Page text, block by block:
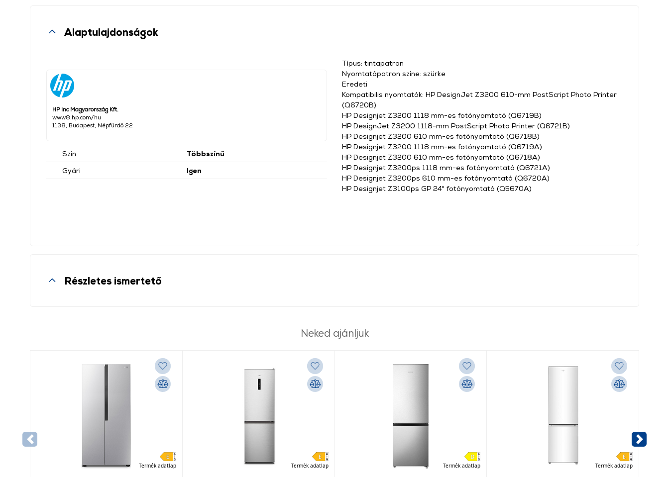
Alaptulajdonságok
HP Inc Magyarország Kft.
www8.hp.com/hu
1138, Budapest, Népfürdő 22
Szín
Többszínű
Gyári
Igen
Típus: tintapatron
Nyomtatópatron színe: szürke
Eredeti
Kompatibilis nyomtatók: HP DesignJet Z3200 610-mm PostScript Photo Printer
(Q6720B)
HP Designjet Z3200 1118 mm-es fotónyomtató (Q6719B)
HP DesignJet Z3200 1118-mm PostScript Photo Printer (Q6721B)
HP Designjet Z3200 610 mm-es fotónyomtató (Q6718B)
HP Designjet Z3200 1118 mm-es fotónyomtató (Q6719A)
HP Designjet Z3200 610 mm-es fotónyomtató (Q6718A)
HP Designjet Z3200ps 1118 mm-es fotónyomtató (Q6721A)
HP Designjet Z3200ps 610 mm-es fotónyomtató (Q6720A)
HP Designjet Z3100ps GP 24" fotónyomtató (Q5670A)
Részletes ismertető
Neked ajánljuk
Termék adatlap Termék adatlap Termék adatlap Termék adatlap